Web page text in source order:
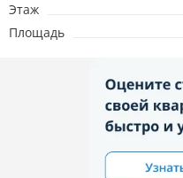
Этаж
Площадь